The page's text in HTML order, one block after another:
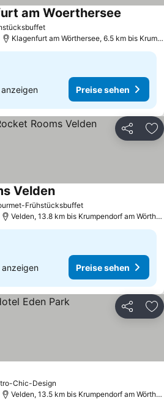
am Woerthersee
Klagenfurt am Wörthersee, 6.5 km bis Krumpendorf am Wörtherse
anzeigen Preise sehen
Teilen
Frühstücksbuffet
Velden
Velden, 13.8 km bis Krumpendorf am Wörtherse
anzeigen Preise sehen
Teilen
Chic-Design
Velden, 13.5 km bis Krumpendorf am Wörtherse